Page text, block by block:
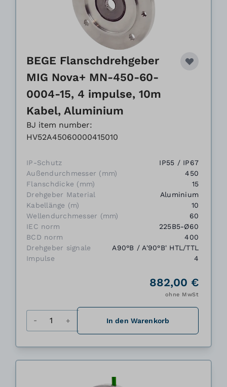
BEGE Flanschdrehgeber
MIG Nova+ MN-450-60-
0004-15, 4 impulse, 10m
Kabel, Aluminium
BJ item number:
HV52A45060000415010
IP-Schutz
IP55 / IP67
Außendurchmesser (mm)
450
Flanschdicke (mm)
15
Drehgeber Material
Aluminium
Kabellänge (m)
10
Wellendurchmesser (mm)
60
IEC norm
225B5-Ø60
BCD norm
400
Drehgeber signale
A90°B / A'90°B' HTL/TTL
Impulse
4
882,00 €
ohne MwSt
In den Warenkorb